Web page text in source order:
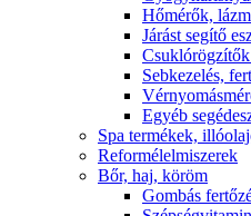
Hőmérők,
Járást segítő
Sebkezelés,
Egyéb
Spa termékek,
Reformélelmiszerek
Bőr, haj, köröm
Gombás